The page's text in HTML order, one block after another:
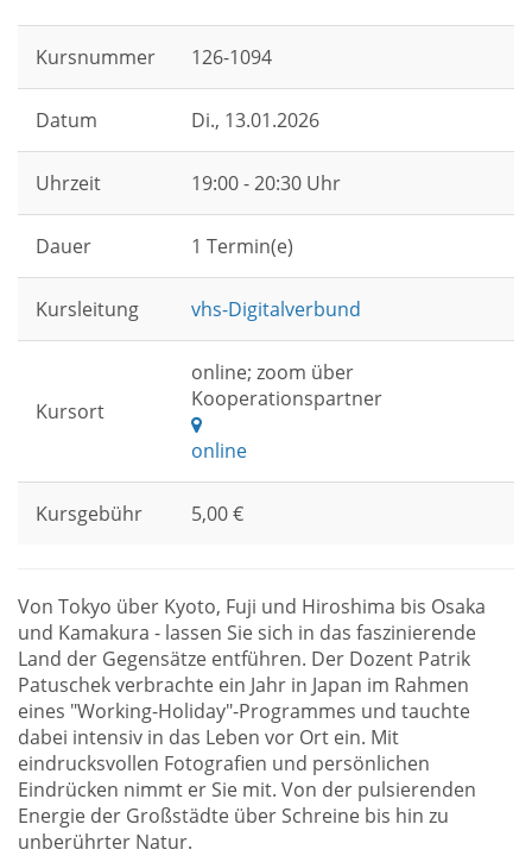
Kursnummer 126-1094
Datum Di., 13.01.2026
Uhrzeit 19:00 - 20:30 Uhr
Dauer 1 Termin(e)
Kursleitung vhs-Digitalverbund
Kursort
online; zoom über
Kooperationspartner
online
Kursgebühr 5,00 €
Von Tokyo über Kyoto, Fuji und Hiroshima bis Osaka
und Kamakura - lassen Sie sich in das faszinierende
Land der Gegensätze entführen. Der Dozent Patrik
Patuschek verbrachte ein Jahr in Japan im Rahmen
eines "Working-Holiday"-Programmes und tauchte
dabei intensiv in das Leben vor Ort ein. Mit
eindrucksvollen Fotografien und persönlichen
Eindrücken nimmt er Sie mit. Von der pulsierenden
Energie der Großstädte über Schreine bis hin zu
unberührter Natur.